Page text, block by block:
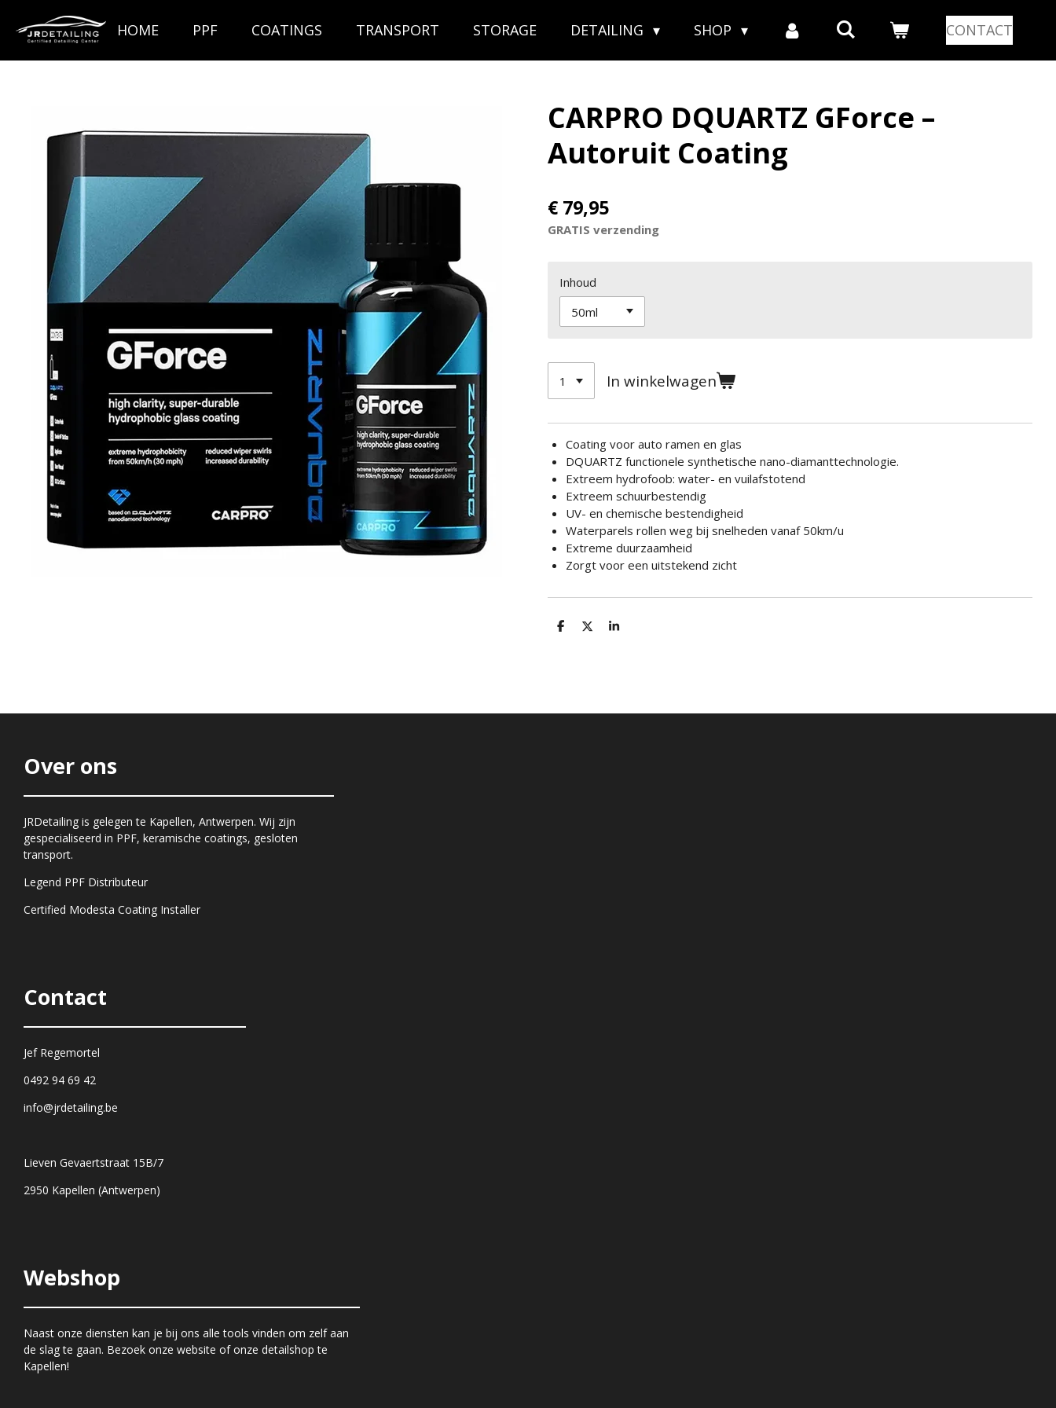
direct
HOME PPF COATINGS TRANSPORT STORAGE DETAILING SHOP CONTACT
CARPRO DQUARTZ GForce –
Autoruit Coating
€ 79,95
GRATIS verzending
Inhoud
In winkelwagen
Coating voor auto ramen en glas
DQUARTZ functionele synthetische nano-diamanttechnologie.
Extreem hydrofoob: water- en vuilafstotend
Extreem schuurbestendig
UV- en chemische bestendigheid
Waterparels rollen weg bij snelheden vanaf 50km/u
Extreme duurzaamheid
Zorgt voor een uitstekend zicht
D
D
S
Over ons
JRDetailing is gelegen te Kapellen, Antwerpen. Wij zijn
gespecialiseerd in PPF, keramische coatings, gesloten
transport.
Legend PPF Distributeur
Certified Modesta Coating Installer
Contact
Jef Regemortel
0492 94 69 42
info@jrdetailing.be
Lieven Gevaertstraat 15B/7
2950 Kapellen (Antwerpen)
Webshop
Naast onze diensten kan je bij ons alle tools vinden om zelf aan
de slag te gaan. Bezoek onze website of onze detailshop te
Kapellen!